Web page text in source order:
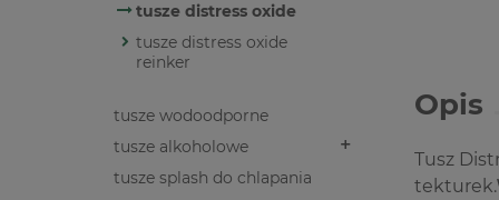
tusze distress oxide
tusze distress oxide
reinker
tusze wodoodporne
tusze alkoholowe
tusze splash do chlapania
Opis
Tusz
tekturek.